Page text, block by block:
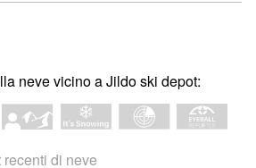
neve vicino a Jildo ski depot:
di neve